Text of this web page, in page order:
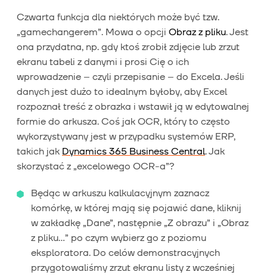
Czwarta funkcja dla niektórych może być tzw.
„gamechangerem”. Mowa o opcji Obraz z pliku. Jest
ona przydatna, np. gdy ktoś zrobił zdjęcie lub zrzut
ekranu tabeli z danymi i prosi Cię o ich
wprowadzenie – czyli przepisanie – do Excela. Jeśli
danych jest dużo to idealnym byłoby, aby Excel
rozpoznał treść z obrazka i wstawił ją w edytowalnej
formie do arkusza. Coś jak OCR, który to często
wykorzystywany jest w przypadku systemów ERP,
takich jak Dynamics 365 Business Central. Jak
skorzystać z „excelowego OCR-a”?
Będąc w arkuszu kalkulacyjnym zaznacz
komórkę, w której mają się pojawić dane, kliknij
w zakładkę „Dane”, następnie „Z obrazu” i „Obraz
z pliku…” po czym wybierz go z poziomu
eksploratora. Do celów demonstracyjnych
przygotowaliśmy zrzut ekranu listy z wcześniej